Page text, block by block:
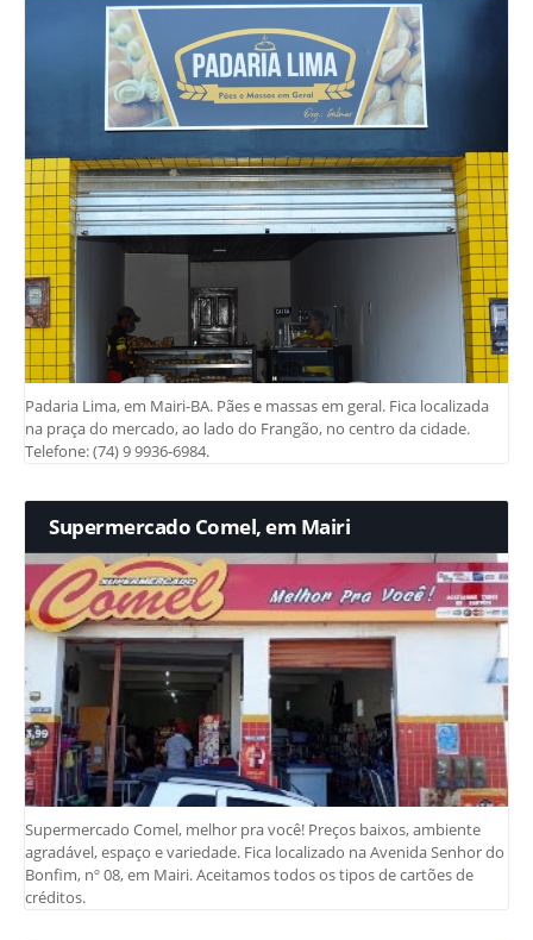
Padaria Lima, em Mairi-BA. Pães e massas em geral. Fica localizada
na praça do mercado, ao lado do Frangão, no centro da cidade.
Telefone: (74) 9 9936-6984.
Supermercado Comel, em Mairi
Supermercado Comel, melhor pra você! Preços baixos, ambiente
agradável, espaço e variedade. Fica localizado na Avenida Senhor do
Bonfim, nº 08, em Mairi. Aceitamos todos os tipos de cartões de
créditos.